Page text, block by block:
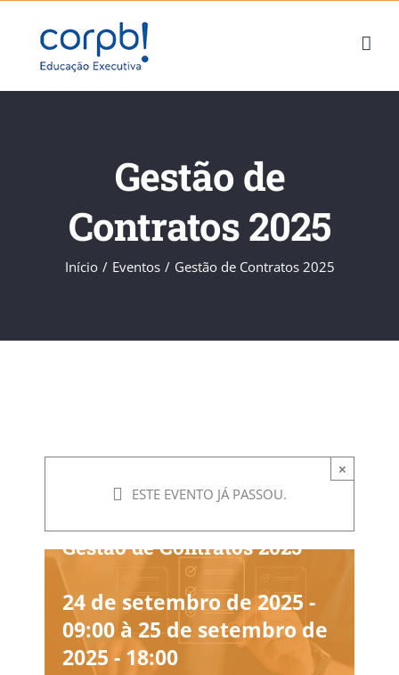
content
Gestão de
Contratos 2025
Início / Eventos / Gestão de Contratos 2025
×
ESTE EVENTO JÁ PASSOU.
Gestão de Contratos 2025
24 de setembro de 2025 -
09:00 à 25 de setembro de
2025 - 18:00